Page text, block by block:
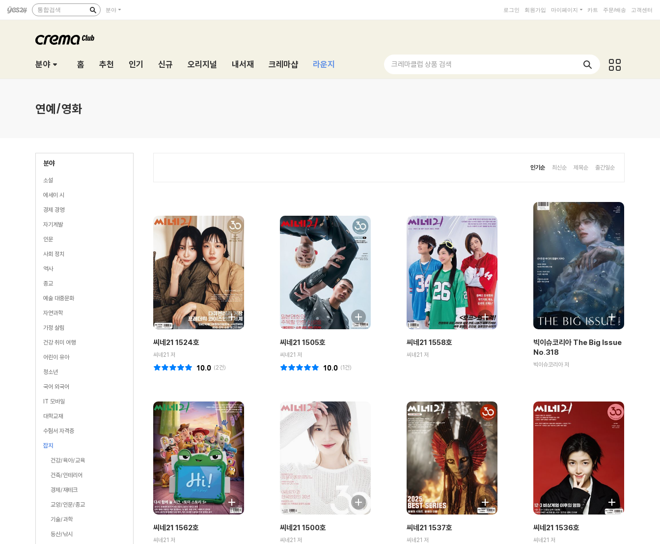
통합검색 분야 로그인 회원가입 마이페이지 카트 주문/배송 고객센터
분야 홈 추천 인기 신규 오리지널 내서재 크레마샵 라운지 크레마클럽 상품 검색
연예/영화
분야
소설
에세이 시
경제 경영
자기계발
인문
사회 정치
역사
종교
예술 대중문화
자연과학
가정 살림
건강 취미 여행
어린이 유아
청소년
국어 외국어
IT 모바일
대학교재
수험서 자격증
잡지
건강/육아/교육
건축/인테리어
경제/재테크
교양/인문/종교
기술/과학
등산/낚시
인기순 최신순 제목순 출간일순
씨네21 1524호
씨네21 저
(2건)
10.0
씨네21 1505호
씨네21 저
(1건)
10.0
씨네21 1558호
씨네21 저
빅이슈코리아 The Big Issue
No.318
빅이슈코리아 저
씨네21 1562호
씨네21 저
씨네21 1500호
씨네21 저
씨네21 1537호
씨네21 저
씨네21 1536호
씨네21 저